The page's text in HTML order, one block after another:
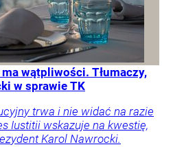
wątpliwości. Tłumaczy,
w sprawie TK
trwa i nie widać na razie
Iustitii wskazuje na kwestię,
Karol Nawrocki.